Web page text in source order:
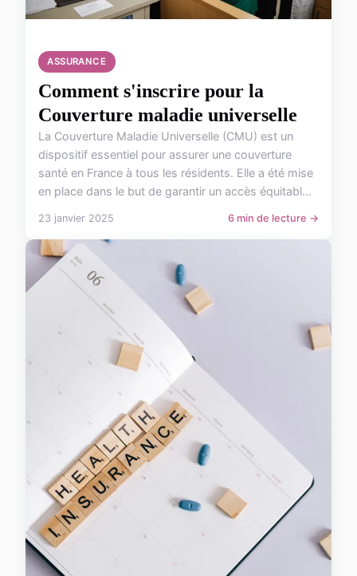
ASSURANCE
Comment s'inscrire pour la
Couverture maladie universelle
La Couverture Maladie Universelle (CMU) est un
dispositif essentiel pour assurer une couverture
santé en France à tous les résidents. Elle a été mise
en place dans le but de garantir un accès équitabl...
23 janvier 2025 6 min de lecture →